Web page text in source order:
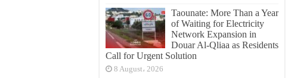
Taounate: More Than a Year
of Waiting for Electricity
Network Expansion in
Douar Al-Qliaa as Residents
Call for Urgent Solution
8 August، 2026